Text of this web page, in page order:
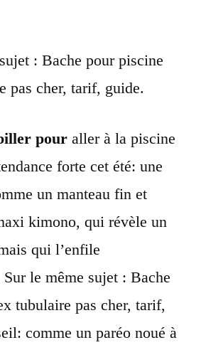
: Bache pour piscine
pas cher, tarif, guide.
pour aller à la piscine
forte cet été: une
un manteau fin et
kimono, qui révèle un
qui l’enfile
le même sujet : Bache
tubulaire pas cher, tarif,
comme un paréo noué à